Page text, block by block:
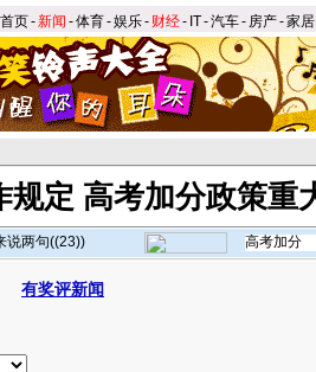
页-新闻 -体育-娱乐- 财经- IT-汽车- 房产-家居
定 高考加分政策重
说两句((23))
有奖评新闻